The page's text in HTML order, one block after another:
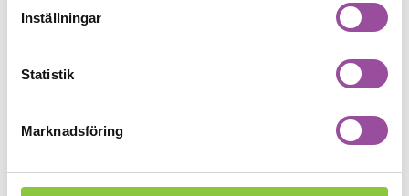
Inställningar
Statistik
Marknadsföring
5
2020